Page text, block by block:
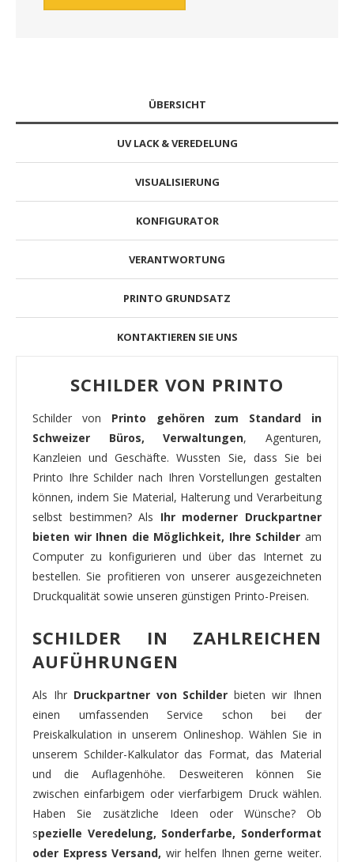
ÜBERSICHT
UV LACK & VEREDELUNG
VISUALISIERUNG
KONFIGURATOR
VERANTWORTUNG
PRINTO GRUNDSATZ
KONTAKTIEREN SIE UNS
SCHILDER VON PRINTO
Schilder von Printo gehören zum Standard in
Schweizer Büros, Verwaltungen, Agenturen,
Kanzleien und Geschäfte. Wussten Sie, dass Sie bei
Printo Ihre Schilder nach Ihren Vorstellungen gestalten
können, indem Sie Material, Halterung und Verarbeitung
selbst bestimmen? Als Ihr moderner Druckpartner
bieten wir Ihnen die Möglichkeit, Ihre Schilder am
Computer zu konfigurieren und über das Internet zu
bestellen. Sie profitieren von unserer ausgezeichneten
Druckqualität sowie unseren günstigen Printo-Preisen.
SCHILDER IN ZAHLREICHEN
AUFÜHRUNGEN
Als Ihr Druckpartner von Schilderbieten wir Ihnen
einen umfassenden Service schon bei der
Preiskalkulation in unserem Onlineshop. Wählen Sie in
unserem Schilder-Kalkulator das Format, das Material
und die Auflagenhöhe. Desweiteren können Sie
zwischen einfarbigem oder vierfarbigem Druck wählen.
Haben Sie zusätzliche Ideen oder Wünsche? Ob
spezielle Veredelung, Sonderfarbe, Sonderformat
oder Express Versand, wir helfen Ihnen gerne weiter.